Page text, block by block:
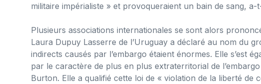
militaire impérialiste » et provoqueraient un bain de sang, a-
Plusieurs associations internationales se sont alors
Laura Dupuy Lasserre de l’Uruguay a déclaré au nom du
indirects causés par l’embargo étaient énormes. Elle s’est
par le caractère de plus en plus extraterritorial de
Burton. Elle a qualifié cette loi de « violation de la liberté de